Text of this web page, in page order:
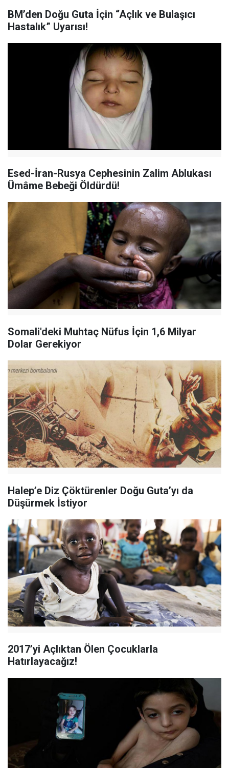
BM’den Doğu Guta İçin “Açlık ve Bulaşıcı
Hastalık” Uyarısı!
Esed-İran-Rusya Cephesinin Zalim Ablukası
Ümâme Bebeği Öldürdü!
Somali'deki Muhtaç Nüfus İçin 1,6 Milyar
Dolar Gerekiyor
Halep’e Diz Çöktürenler Doğu Guta’yı da
Düşürmek İstiyor
2017’yi Açlıktan Ölen Çocuklarla
Hatırlayacağız!